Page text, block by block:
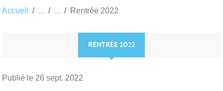
Accueil Rentrée 2022
RENTRÉE 2022
Publié le 26 sept. 2022